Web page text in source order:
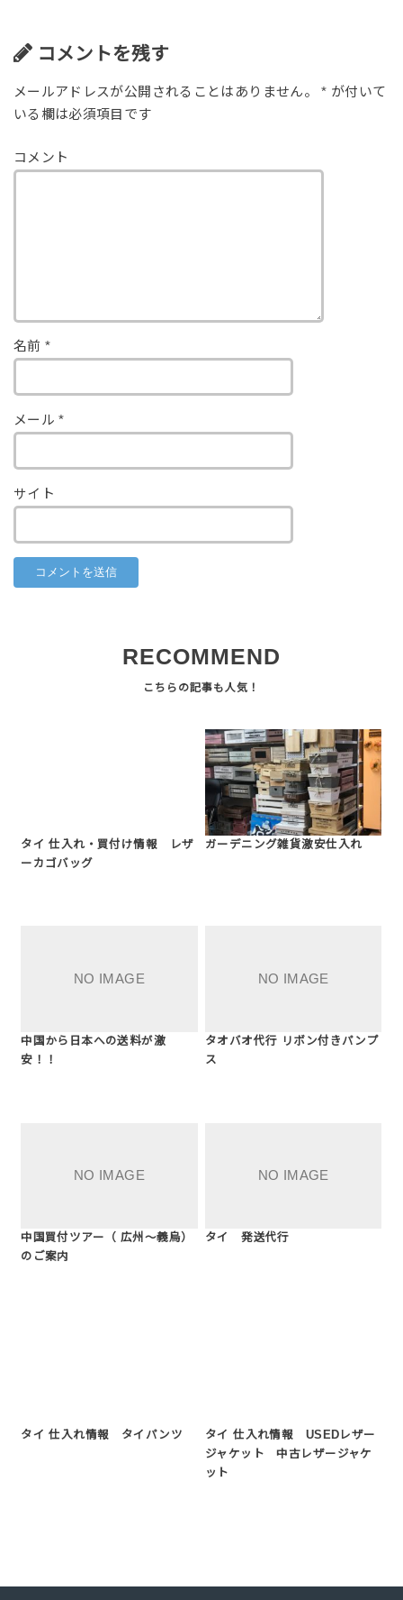
コメントを残す
メールアドレスが公開されることはありません。 * が付いて
いる欄は必須項目です
コメント
名前 *
メール*
サイト
RECOMMEND
タイ 仕入れ・買付け情報 レザ
ーカゴバッグ
ガーデニング雑貨激安仕入れ
中国から日本への送料が激
安！！
タオバオ代行 リボン付きパンプ
ス
中国買付ツアー（ 広州～義烏）
のご案内
タイ 発送代行
タイ 仕入れ情報 タイパンツ
タイ 仕入れ情報 USEDレザー
ジャケット 中古レザージャケ
ット